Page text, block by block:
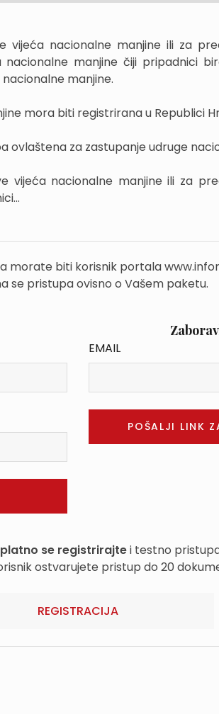
vijeća nacionalne manjine ili za
nacionalne manjine čiji pripadnici
manjine.
mora biti registrirana u Republici
ovlaštena za zastupanje udruge
vijeća nacionalne manjine ili za
morate biti korisnik portala
se pristupa ovisno o Vašem paketu.
EMAIL
se registrirajtei testno
ostvarujete pristup do 20
REGISTRACIJA